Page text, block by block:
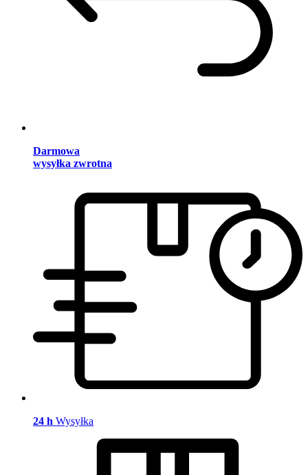
Darmowa
wysyłka zwrotna
24 h Wysyłka